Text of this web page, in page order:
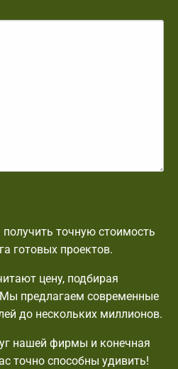
точную стоимость
готовых проектов.
цену, подбирая
предлагаем современные
до нескольких миллионов.
нашей фирмы и конечная
точно способны удивить!